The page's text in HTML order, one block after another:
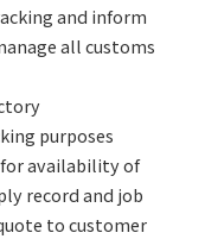
and inform
all customs
purposes
availability of
record and job
to customer